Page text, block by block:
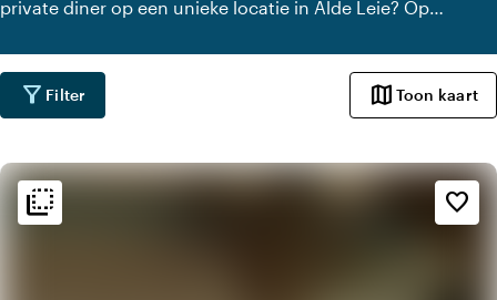
private diner op een unieke locatie in Alde Leie? Op
Leie waar je in alle rust kunt dineren. Bekijk alle private
dining locaties voor een heerlijk verzorgd private diner.
filter_alt Filter map Toon kaart
flip_to_back favorite_border
flip_to_back Sfeer en esthetiek
landscape
Landelijk